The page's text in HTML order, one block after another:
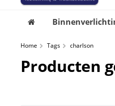
Home Tags charlson
Producten